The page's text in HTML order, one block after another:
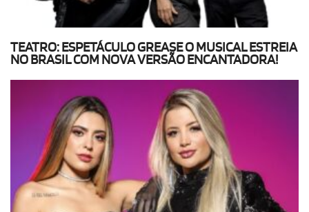
TEATRO: ESPETÁCULO GREASE O MUSICAL ESTREIA
NO BRASIL COM NOVA VERSÃO ENCANTADORA!